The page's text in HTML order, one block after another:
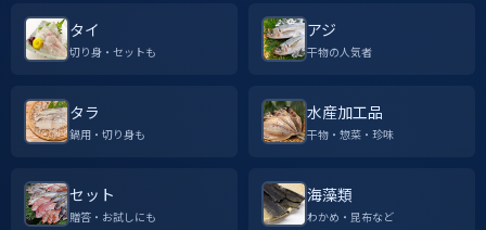
タイ
切り身・セットも
アジ
干物の人気者
タラ
鍋用・切り身も
水産加工品
干物・惣菜・珍味
セット
贈答・お試しにも
海藻類
わかめ・昆布など